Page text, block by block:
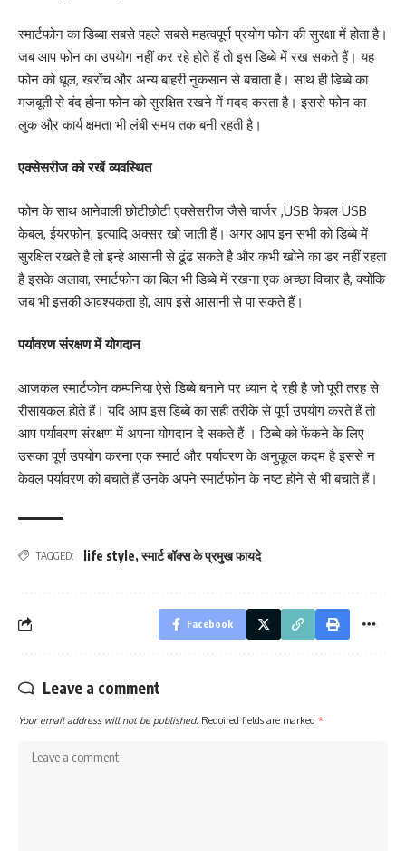
स्मार्टफोन का डिब्बा सबसे पहले सबसे महत्वपूर्ण प्रयोग फोन की सुरक्षा में होता है।
जब आप फोन का उपयोग नहीं कर रहे होते हैं तो इस डिब्बे में रख सकते हैं। यह
फोन को धूल, खरोंच और अन्य बाहरी नुकसान से बचाता है। साथ ही डिब्बे का
मजबूती से बंद होना फोन को सुरक्षित रखने में मदद करता है। इससे फोन का
लुक और कार्य क्षमता भी लंबी समय तक बनी रहती है।
एक्सेसरीज को रखें व्यवस्थित
फोन के साथ आनेवाली छोटीछोटी एक्सेसरीज जैसे चार्जर ,USB केबल USB
केबल, ईयरफोन, इत्यादि अक्सर खो जाती हैं। अगर आप इन सभी को डिब्बे में
सुरक्षित रखते है तो इन्हे आसानी से ढूंढ सकते है और कभी खोने का डर नहीं रहता
है इसके अलावा, स्मार्टफोन का बिल भी डिब्बे में रखना एक अच्छा विचार है, क्योंकि
जब भी इसकी आवश्यकता हो, आप इसे आसानी से पा सकते हैं।
पर्यावरण संरक्षण में योगदान
आजकल स्मार्टफोन कम्पनिया ऐसे डिब्बे बनाने पर ध्यान दे रही है जो पूरी तरह से
रीसायकल होते हैं। यदि आप इस डिब्बे का सही तरीके से पूर्ण उपयोग करते हैं तो
आप पर्यावरण संरक्षण में अपना योगदान दे सकते हैं । डिब्बे को फेंकने के लिए
उसका पूर्ण उपयोग करना एक स्मार्ट और पर्यावरण के अनुकूल कदम है इससे न
केवल पर्यावरण को बचाते हैं उनके अपने स्मार्टफोन के नष्ट होने से भी बचाते हैं।
TAGGED: life style,स्मार्ट बॉक्स के प्रमुख फायदे
Facebook
Leave a comment
Your email address will not be published. Required fields are marked *